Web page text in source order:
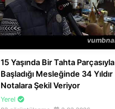
15 Yaşında Bir Tahta Parçasıyla
Başladığı Mesleğinde 34 Yıldır
Notalara Şekil Veriyor
Yerel